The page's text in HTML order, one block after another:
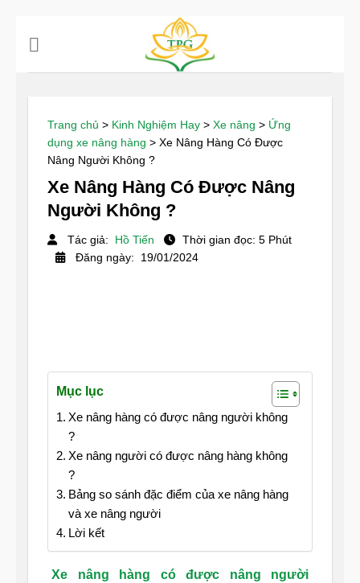
Trang chủ > Kinh Nghiệm Hay > Xe nâng > Ứng
dụng xe nâng hàng > Xe Nâng Hàng Có Được
Nâng Người Không ?
Xe Nâng Hàng Có Được Nâng
Người Không ?
Tác giả: Hồ Tiến
Thời gian đọc: 5 Phút
Đăng ngày: 19/01/2024
Mục lục
Xe nâng hàng có được nâng người không
?
Xe nâng người có được nâng hàng không
?
Bảng so sánh đặc điểm của xe nâng hàng
và xe nâng người
Lời kết
Xe nâng hàng có được nâng người